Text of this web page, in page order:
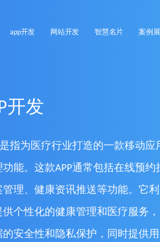
app开发 网站开发 智慧名片 案例
开发
是指为医疗行业打造的一款移动
能。这款APP通常包括在线预
理、健康资讯推送等功能。它
个性化的健康管理和医疗服务
的安全性和隐私保护，同时提供